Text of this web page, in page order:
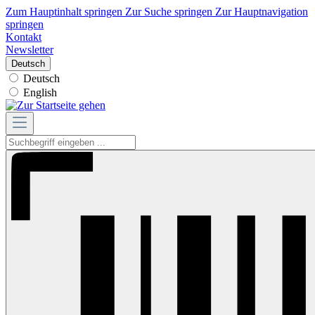
Zum Hauptinhalt springen Zur Suche springen Zur Hauptnavigation
springen
Kontakt
Newsletter
Deutsch
Deutsch
English